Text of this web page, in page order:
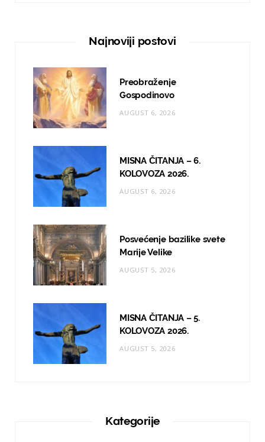
t
r
a
T
e
Najnoviji postovi
Preobraženje
Gospodinovo
AUGUST 6, 2026
MISNA ČITANJA – 6.
KOLOVOZA 2026.
AUGUST 6, 2026
Posvećenje bazilike svete
Marije Velike
AUGUST 5, 2026
MISNA ČITANJA – 5.
KOLOVOZA 2026.
AUGUST 5, 2026
Kategorije